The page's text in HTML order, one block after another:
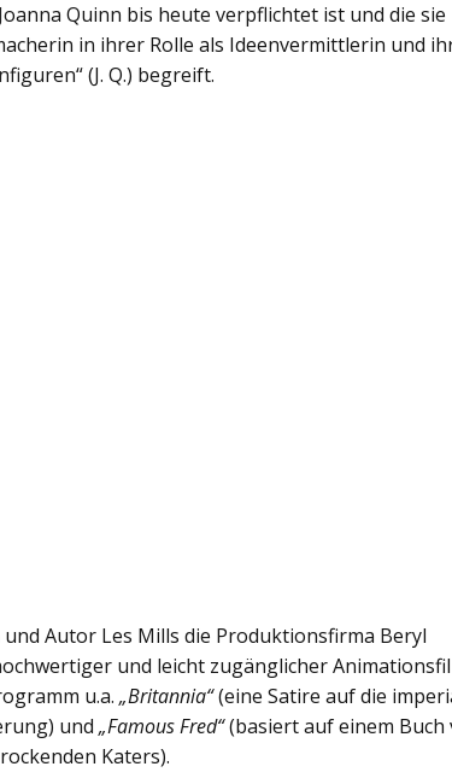
Quinn bis heute verpflichtet ist und die sie
in ihrer Rolle als Ideenvermittlerin und
(J. Q.) begreift.
Autor Les Mills die Produktionsfirma Beryl
und leicht zugänglicher
u.a.„Britannia“(eine Satire auf die
und„Famous Fred“(basiert auf einem Buch
Katers).